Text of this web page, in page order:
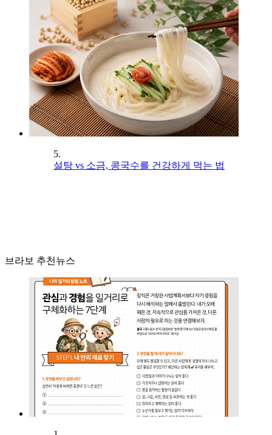
5.
설탕 vs 소금, 콩국수를 건강하게 먹는 법
브라보 추천뉴스